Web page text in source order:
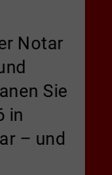
Notar
Sie
in
– und